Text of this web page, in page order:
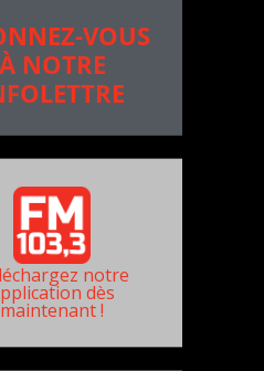
VOUS
À NOTRE
notre
dès
maintenant !